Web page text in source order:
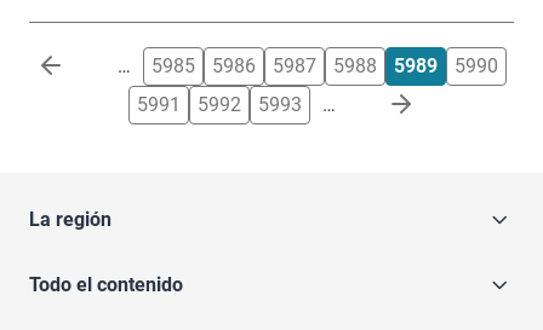
Paginación … 5985 5986 5987 5988 5989
5990
5991
5992 5993 …
La región
Todo el contenido